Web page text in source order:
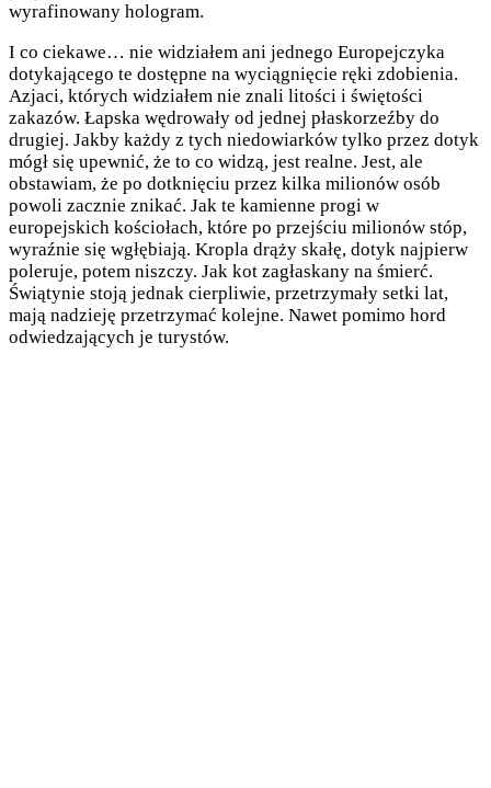
wyrafinowany hologram.
I co ciekawe… nie widziałem ani jednego Europejczyka
dotykającego te dostępne na wyciągnięcie ręki zdobienia.
Azjaci, których widziałem nie znali litości i świętości
zakazów. Łapska wędrowały od jednej płaskorzeźby do
drugiej. Jakby każdy z tych niedowiarków tylko przez dotyk
mógł się upewnić, że to co widzą, jest realne. Jest, ale
obstawiam, że po dotknięciu przez kilka milionów osób
powoli zacznie znikać. Jak te kamienne progi w
europejskich kościołach, które po przejściu milionów stóp,
wyraźnie się wgłębiają. Kropla drąży skałę, dotyk najpierw
poleruje, potem niszczy. Jak kot zagłaskany na śmierć.
Świątynie stoją jednak cierpliwie, przetrzymały setki lat,
mają nadzieję przetrzymać kolejne. Nawet pomimo hord
odwiedzających je turystów.